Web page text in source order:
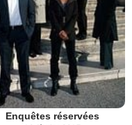
Enquêtes réservées